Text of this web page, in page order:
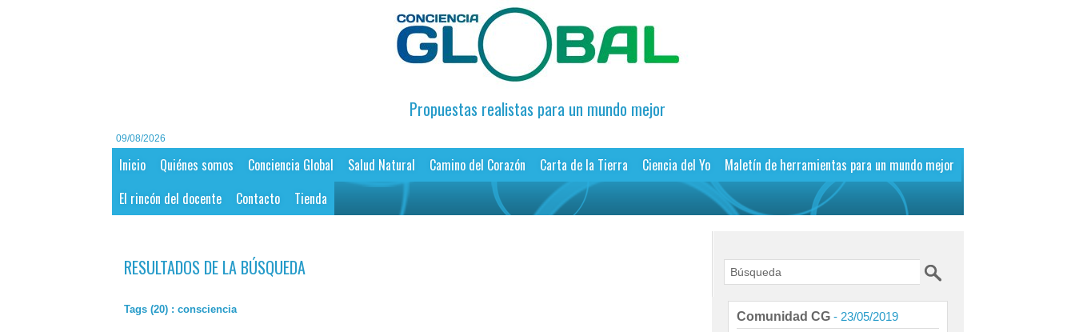
Propuestas realistas para un mundo mejor
09/08/2026
Inicio Quiénes somos Conciencia Global Salud Natural Camino del Corazón Carta de la Tierra Ciencia del Yo
Maletín de herramientas para un mundo mejor
El rincón del docente
Contacto Tienda
RESULTADOS DE LA BÚSQUEDA
Tags (20) : consciencia
Comunidad CG - 23/05/2019